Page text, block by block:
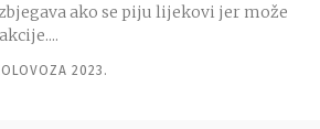
ako se piju lijekovi jer može
2023.